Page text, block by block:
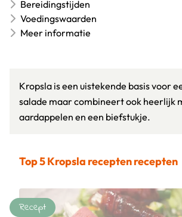
Bereidingstijden
Voedingswaarden
Meer informatie
Kropsla is een uistekende basis voor
salade maar combineert ook heerlijk
aardappelen en een biefstukje.
Top 5 Kropsla recepten recepten
Recept